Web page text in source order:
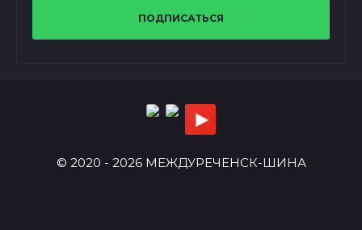
ПОДПИСАТЬСЯ
© 2020 - 2026 МЕЖДУРЕЧЕНСК-ШИНА